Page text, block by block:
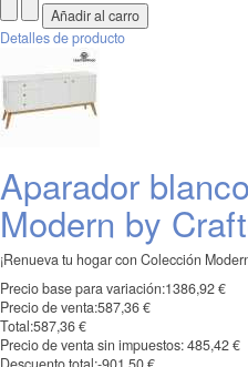
Detalles de producto
Aparador
Modern by
¡Renueva tu hogar con Colección
Precio base para variación:1386,92 €
Precio de venta:587,36 €
Total:587,36 €
Precio de venta sin impuestos:485,42 €